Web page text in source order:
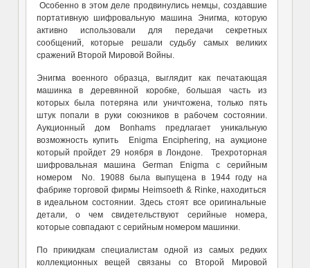
Особенно в этом деле продвинулись немцы, создавшие
портативную шифровальную машина Энигма, которую
активно использовали для передачи секретных
сообщений, которые решали судьбу самых великих
сражений Второй Мировой Войны.
Энигма военного образца, выглядит как печатающая
машинка в деревянной коробке, большая часть из
которых была потеряна или уничтожена, только пять
штук попали в руки союзников в рабочем состоянии.
Аукционный дом Bonhams предлагает уникальную
возможность купить Enigma Enciphering, на аукционе
который пройдет 29 ноября в Лондоне. Трехроторная
шифровальная машина German Enigma с серийным
номером No. 19088 была выпущена в 1944 году на
фабрике торговой фирмы Heimsoeth & Rinke, находиться
в идеальном состоянии. Здесь стоят все оригинальные
детали, о чем свидетельствуют серийные номера,
которые совпадают с серийным номером машинки.
По прикидкам специалистам одной из самых редких
коллекционных вещей связаны со Второй Мировой